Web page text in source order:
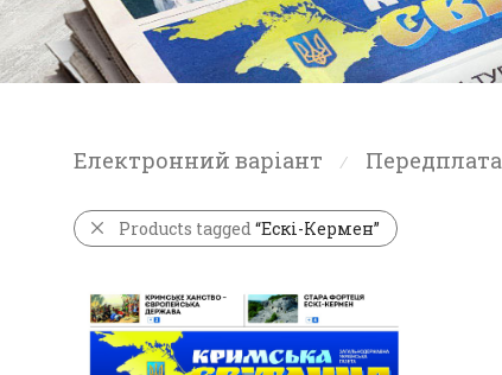
Електронний варіант ⁄ Передплата
Products tagged“Ескі-Кермен”